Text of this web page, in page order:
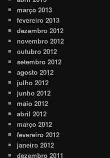
março 2013
fevereiro 2013
dezembro 2012
novembro 2012
outubro 2012
setembro 2012
agosto 2012
julho 2012
junho 2012
maio 2012
abril 2012
março 2012
fevereiro 2012
janeiro 2012
dezembro 2011